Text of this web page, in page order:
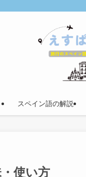
スペイン語の解説
使い方